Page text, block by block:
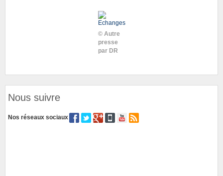
© Autre
presse
par DR
Nous suivre
Nos réseaux sociaux